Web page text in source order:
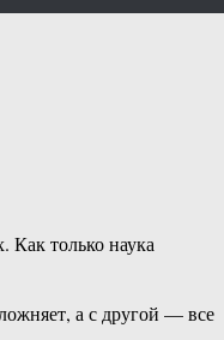
Как только наука
а с другой — все